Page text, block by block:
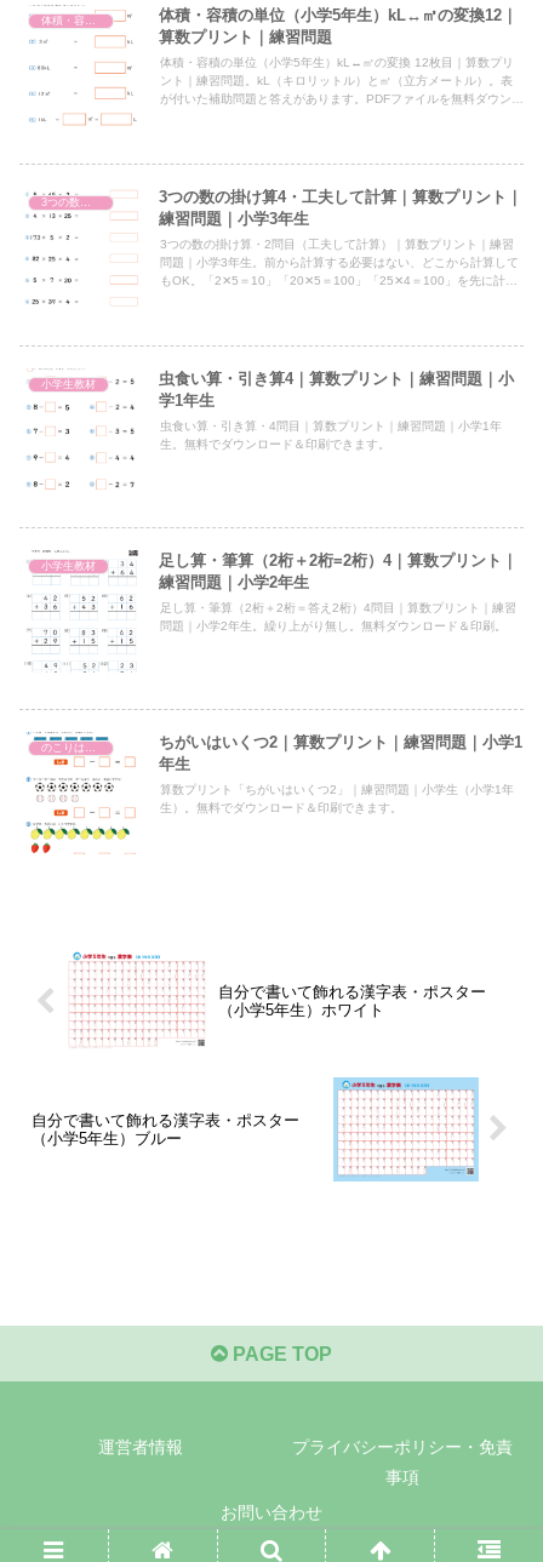
体積・容積の単位（小学5年生）kL↔㎥の変換12｜
算数プリント｜練習問題
体積・容積の単位（小学5年生）kL↔㎥の変換 12枚目｜算数プリ
ント｜練習問題。kL（キロリットル）と㎥（立方メートル）。表
が付いた補助問題と答えがあります。PDFファイルを無料ダウンロ
3つの数の掛け算4・工夫して計算｜算数プリント｜
練習問題｜小学3年生
3つの数の掛け算・2問目（工夫して計算）｜算数プリント｜練習
問題｜小学3年生。前から計算する必要はない、どこから計算して
もOK。「2✕5＝10」「20✕5＝100」「25✕4＝100」を先に計算
小学生教材
虫食い算・引き算4｜算数プリント｜練習問題｜小
学1年生
虫食い算・引き算・4問目｜算数プリント｜練習問題｜小学1年
生。無料でダウンロード＆印刷できます。
小学生教材
足し算・筆算（2桁＋2桁=2桁）4｜算数プリント｜
練習問題｜小学2年生
足し算・筆算（2桁＋2桁＝答え2桁）4問目｜算数プリント｜練習
問題｜小学2年生。繰り上がり無し。無料ダウンロード＆印刷。
のこりはいくつ
ちがいはいくつ2｜算数プリント｜練習問題｜小学1
年生
算数プリント「ちがいはいくつ2」｜練習問題｜小学生（小学1年
生）。無料でダウンロード＆印刷できます。
自分で書いて飾れる漢字表・ポスター
（小学5年生）ホワイト
自分で書いて飾れる漢字表・ポスター
（小学5年生）ブルー
PAGE TOP
運営者情報
プライバシーポリシー・免責
事項
お問い合わせ
© 2021-2026 無料プリント教材｜おうち学習キッズ.